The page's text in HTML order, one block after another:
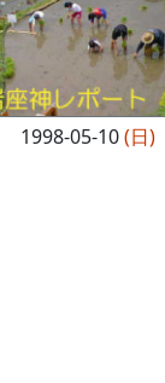
1998-05-10(日)